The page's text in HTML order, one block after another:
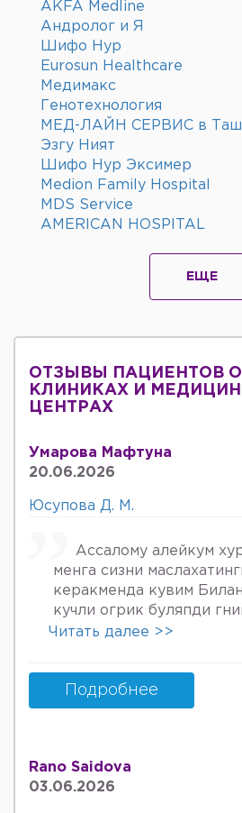
AKFA Medline
Андролог и Я
Шифо Нур
Eurosun Healthcare
Медимакс
Генотехнология
МЕД-ЛАЙН СЕРВИС в
Эзгу Ният
Шифо Нур Эксимер
Medion Family Hospital
MDS Service
AMERICAN HOSPITAL
ЕЩЕ
ОТЗЫВЫ ПАЦИЕНТОВ О
КЛИНИКАХ И
ЦЕНТРАХ
Умарова Мафтуна
20.06.2026
Юсупова Д. М.
Ассалому алейкум
менга сизни
керакменда кувим
кучли огрик буляпди
онкологов уролога
куйдирдик лекин
охири вирус бормикин
келяпман шунинг учун
Беринг 34га кирдим 3та
хурмат Билан Мафтуна
Читать далее >>
Подробнее
Rano Saidova
03.06.2026